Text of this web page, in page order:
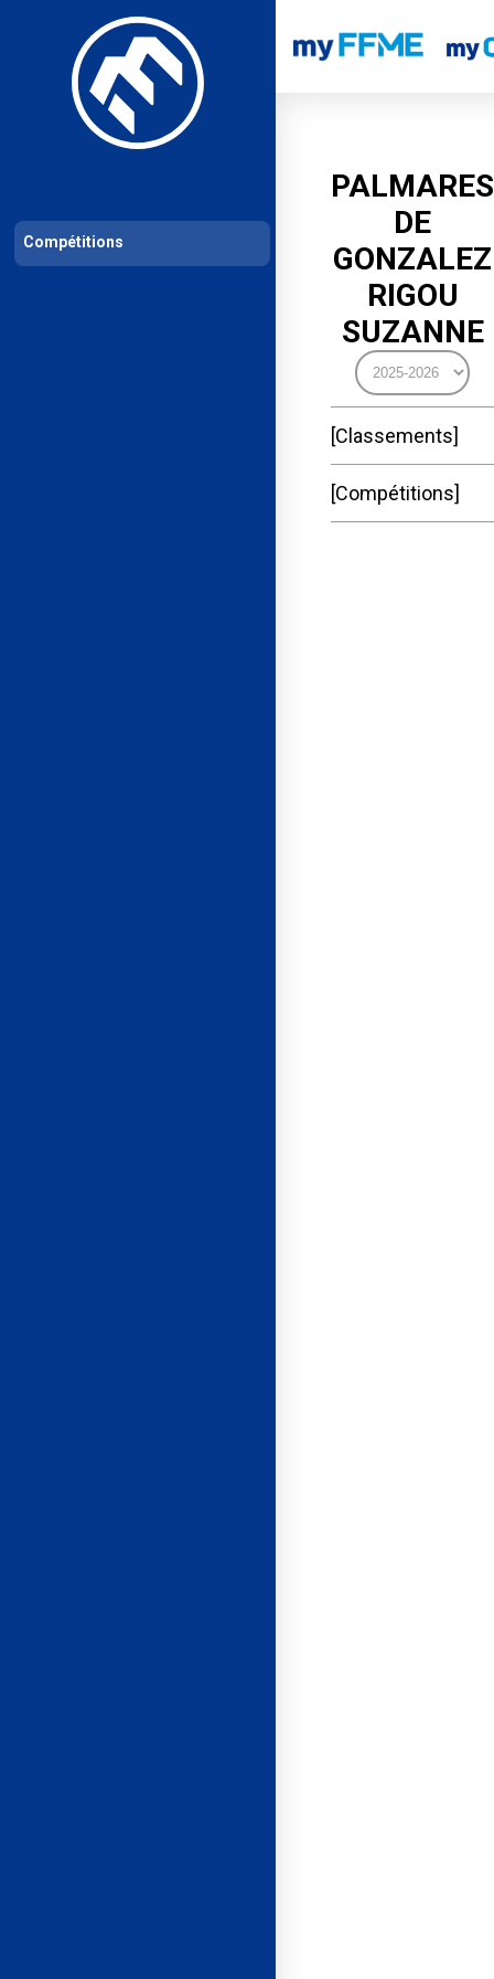
Les compétitions Calendrier de compétitions Classements
PALMARES
DE
GONZALEZ
RIGOU
SUZANNE
Classements
Compétitions
Compétitions